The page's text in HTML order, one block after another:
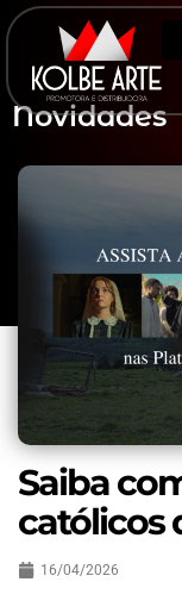
Novidades
Saiba
católicos
16/04/2026